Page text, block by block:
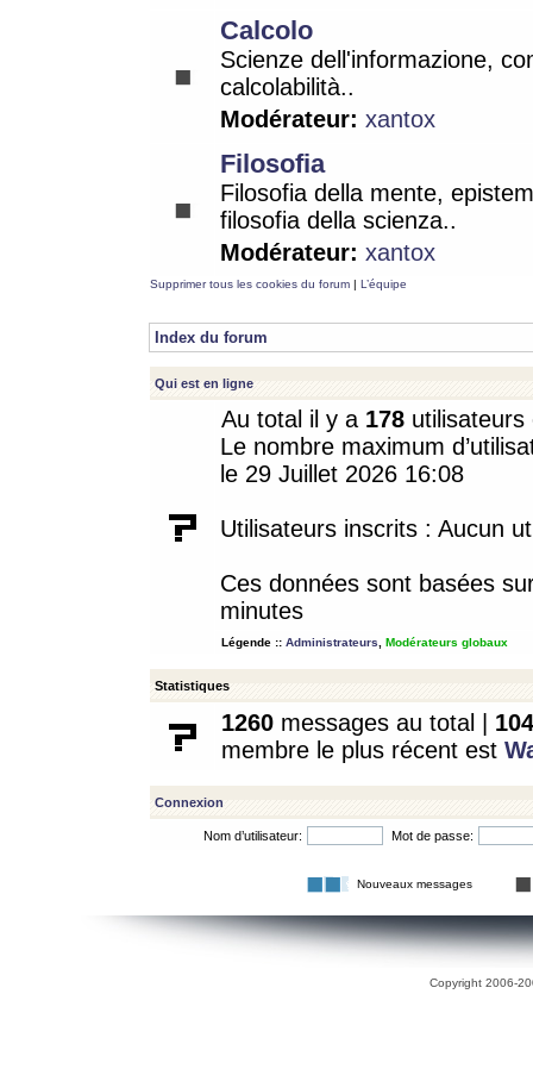
Calcolo
Scienze dell'informazione,
calcolabilità..
Modérateur: xantox
Filosofia
Filosofia della mente,
filosofia della scienza..
Modérateur: xantox
Supprimer tous les cookies du forum | L’équipe
Index du forum
Qui est en ligne
Au total il y a 178
Le nombre maximum
le 29 Juillet 2026 16:08
Utilisateurs inscrits : Aucun
Ces données sont basées
minutes
Légende :: Administrateurs Modérateurs globaux
Statistiques
1260 messages au total | 104
membre le plus récent est
Connexion
Nom d’utilisateur: Mot de passe:
Nouveaux messages
Copyright 2006-